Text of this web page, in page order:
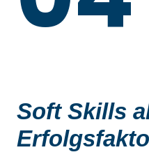
Soft Skills